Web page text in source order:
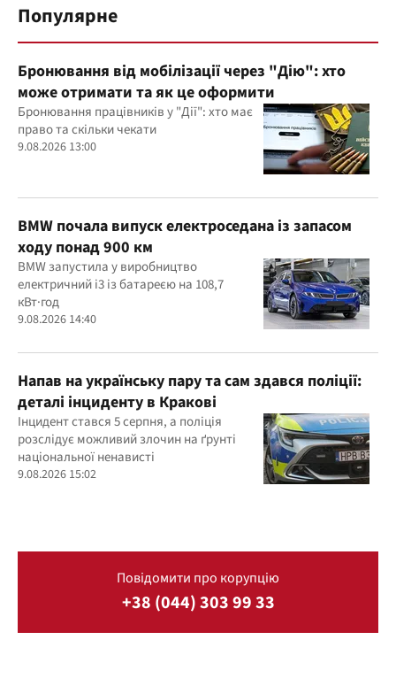
Популярне
Бронювання від мобілізації через "Дію": хто
може отримати та як це оформити
Бронювання працівників у "Дії": хто має
право та скільки чекати
9.08.2026 13:00
BMW почала випуск електроседана із запасом
ходу понад 900 км
BMW запустила у виробництво
електричний i3 із батареєю на 108,7
кВт·год
9.08.2026 14:40
Напав на українську пару та сам здався поліції:
деталі інциденту в Кракові
Інцидент стався 5 серпня, а поліція
розслідує можливий злочин на ґрунті
національної ненависті
9.08.2026 15:02
Повідомити про корупцію
+38 (044) 303 99 33